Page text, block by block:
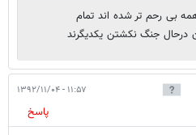
بی رحم تر شده اند تمام
درحال جنگ نکشتن یکدیگرند
۱۱:۵۷ - ۱۳۹۲/۱۱/۰۴
پاسخ